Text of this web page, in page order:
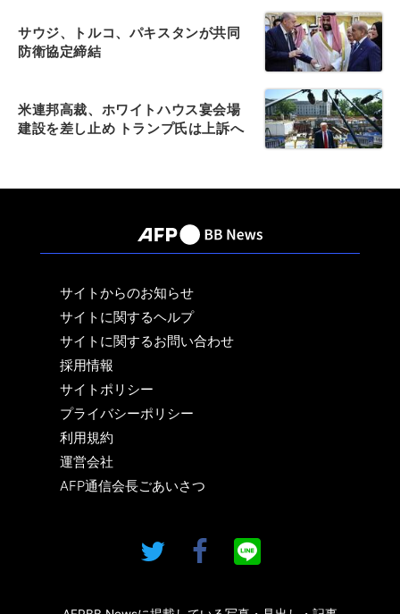
サウジ、トルコ、パキスタンが共同
防衛協定締結
米連邦高裁、ホワイトハウス宴会場
建設を差し止め トランプ氏は上訴へ
サイトからのお知らせ
サイトに関するヘルプ
サイトに関するお問い合わせ
採用情報
サイトポリシー
プライバシーポリシー
利用規約
運営会社
AFP通信会長ごあいさつ